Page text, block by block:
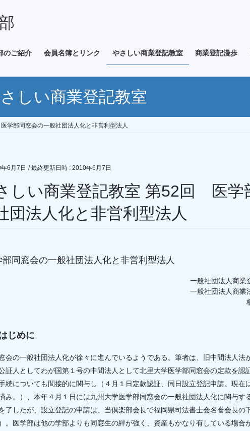
のご紹介 会員名簿とリンク やさしい商業登記教室 商業登記漫歩
しい商業登記教室
学部同窓会の一般社団法人化と非営利型法人
6月7日 / 最終更新日時 : 2010年6月7日
しい商業登記教室 第52回 医学
団法人化と非営利型法人
部同窓会の一般社団法人化と非営利型法人
一般社団法人商業
一般社団法人商業
じめに
会の一般社団法人化が徐々に進んでいるようである。筆者は、旧中間法人法
証人としてわが国第１号の中間法人として北里大学医学部同窓会の定款を認
続についても間接的に関与し（４月１日定款認証、同日設立登記申請。現在
み。）、本年４月１日には九州大学医学部同窓会の一般社団法人化に関与す
了したが、設立登記の申請は、当倶楽部会長で福岡県司法書士会名誉会長の
。医学部は他の学部よりも同窓生の絆が強く、資産もかなり有している場合